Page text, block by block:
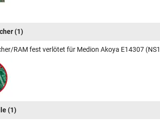
(1)
RAM fest verlötet für Medion Akoya E14307
(1)